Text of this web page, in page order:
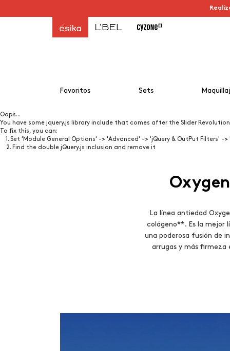
Favoritos Sets
Oops...
You have some jquery.js library include that comes after the Slider
To fix this, you can:
1. Set 'Module General Options' -> 'Advanced' -> 'jQuery & OutPut Filters' -
2. Find the double jQuery.js inclusion and remove it
La línea antiedad
colágeno**. Es la mejor
una poderosa fusión de
arrugas y más firmeza